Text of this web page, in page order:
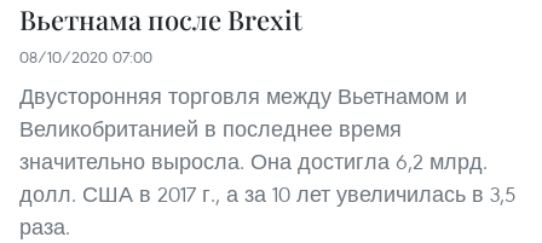
Вьетнама после Brexit
08/10/2020 07:00
Двусторонняя торговля между Вьетнамом и
Великобританией в последнее время
значительно выросла. Она достигла 6,2 млрд.
долл. США в 2017 г., а за 10 лет увеличилась в 3,5
раза.